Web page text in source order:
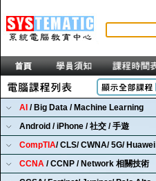
AI / Big Data / Machine Learning
Android / iPhone / 社交 / 手遊
CompTIA/ CLS/ CWNA/ 5G/ Huawei
CCNA / CCNP / Network 相關技術